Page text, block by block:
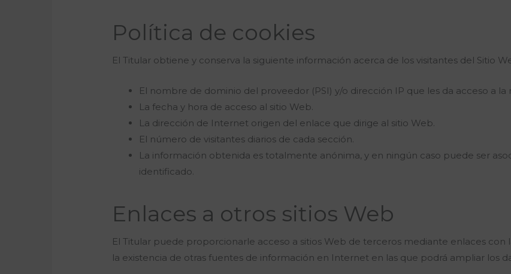
Política de cookies
El Titular obtiene y conserva la siguiente información acerca de los visitantes del Sitio
El nombre de dominio del proveedor (PSI) y/o dirección IP que les da acceso a la
La fecha y hora de acceso al sitio Web.
La dirección de Internet origen del enlace que dirige al sitio Web.
El número de visitantes diarios de cada sección.
La información obtenida es totalmente anónima, y en ningún caso puede ser
identificado.
Enlaces a otros sitios Web
El Titular puede proporcionarle acceso a sitios Web de terceros mediante enlaces con
la existencia de otras fuentes de información en Internet en las que podrá ampliar los